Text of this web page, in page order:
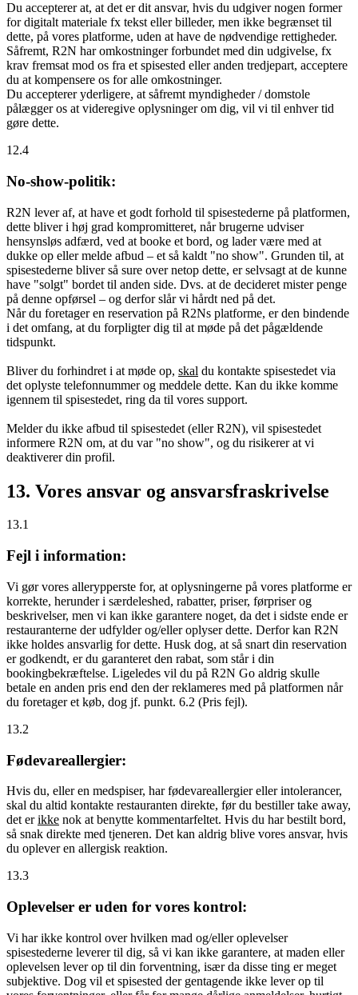
Du accepterer at, at det er dit ansvar, hvis du udgiver nogen former
for digitalt materiale fx tekst eller billeder, men ikke begrænset til
dette, på vores platforme, uden at have de nødvendige rettigheder.
Såfremt, R2N har omkostninger forbundet med din udgivelse, fx
krav fremsat mod os fra et spisested eller anden tredjepart, acceptere
du at kompensere os for alle omkostninger.
Du accepterer yderligere, at såfremt myndigheder / domstole
pålægger os at videregive oplysninger om dig, vil vi til enhver tid
gøre dette.
12.4
No-show-politik:
R2N lever af, at have et godt forhold til spisestederne på platformen,
dette bliver i høj grad kompromitteret, når brugerne udviser
hensynsløs adfærd, ved at booke et bord, og lader være med at
dukke op eller melde afbud – et så kaldt "no show". Grunden til, at
spisestederne bliver så sure over netop dette, er selvsagt at de kunne
have "solgt" bordet til anden side. Dvs. at de decideret mister penge
på denne opførsel – og derfor slår vi hårdt ned på det.
Når du foretager en reservation på R2Ns platforme, er den bindende
i det omfang, at du forpligter dig til at møde på det pågældende
tidspunkt.
Bliver du forhindret i at møde op, skal du kontakte spisestedet via
det oplyste telefonnummer og meddele dette. Kan du ikke komme
igennem til spisestedet, ring da til vores support.
Melder du ikke afbud til spisestedet (eller R2N), vil spisestedet
informere R2N om, at du var "no show", og du risikerer at vi
deaktiverer din profil.
13. Vores ansvar og ansvarsfraskrivelse
13.1
Fejl i information:
Vi gør vores allerypperste for, at oplysningerne på vores platforme er
korrekte, herunder i særdeleshed, rabatter, priser, førpriser og
beskrivelser, men vi kan ikke garantere noget, da det i sidste ende er
restauranterne der udfylder og/eller oplyser dette. Derfor kan R2N
ikke holdes ansvarlig for dette. Husk dog, at så snart din reservation
er godkendt, er du garanteret den rabat, som står i din
bookingbekræftelse. Ligeledes vil du på R2N Go aldrig skulle
betale en anden pris end den der reklameres med på platformen når
du foretager et køb, dog jf. punkt. 6.2 (Pris fejl).
13.2
Fødevareallergier:
Hvis du, eller en medspiser, har fødevareallergier eller intolerancer,
skal du altid kontakte restauranten direkte, før du bestiller take away,
det erikke nok at benytte kommentarfeltet. Hvis du har bestilt bord,
så snak direkte med tjeneren. Det kan aldrig blive vores ansvar, hvis
du oplever en allergisk reaktion.
13.3
Oplevelser er uden for vores kontrol:
Vi har ikke kontrol over hvilken mad og/eller oplevelser
spisestederne leverer til dig, så vi kan ikke garantere, at maden eller
oplevelsen lever op til din forventning, især da disse ting er meget
subjektive. Dog vil et spisested der gentagende ikke lever op til